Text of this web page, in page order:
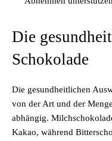
Die
Schokolade
Die gesundheitlichen
von der Art und der
abhängig.
Kakao, während